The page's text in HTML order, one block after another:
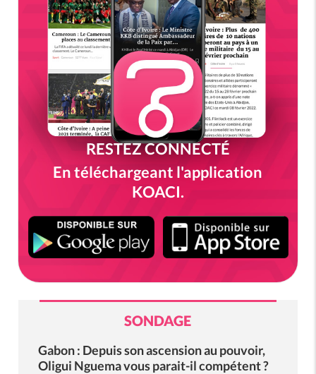
RESTEZ CONNECTÉ
En téléchargeant l'application
KOACI.
SONDAGE
Gabon : Depuis son ascension au pouvoir,
Oligui Nguema vous parait-il compétent ?